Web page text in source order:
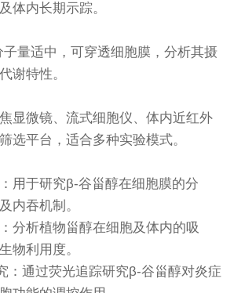
体内长期示踪。
量适中，可穿透细胞膜，分析其摄
谢特性。
显微镜、流式细胞仪、体内近红外
选平台，适合多种实验模式。
用于研究β-谷甾醇在细胞膜的分
内吞机制。
分析植物甾醇在细胞及体内的吸
物利用度。
：通过荧光追踪研究β-谷甾醇对炎症